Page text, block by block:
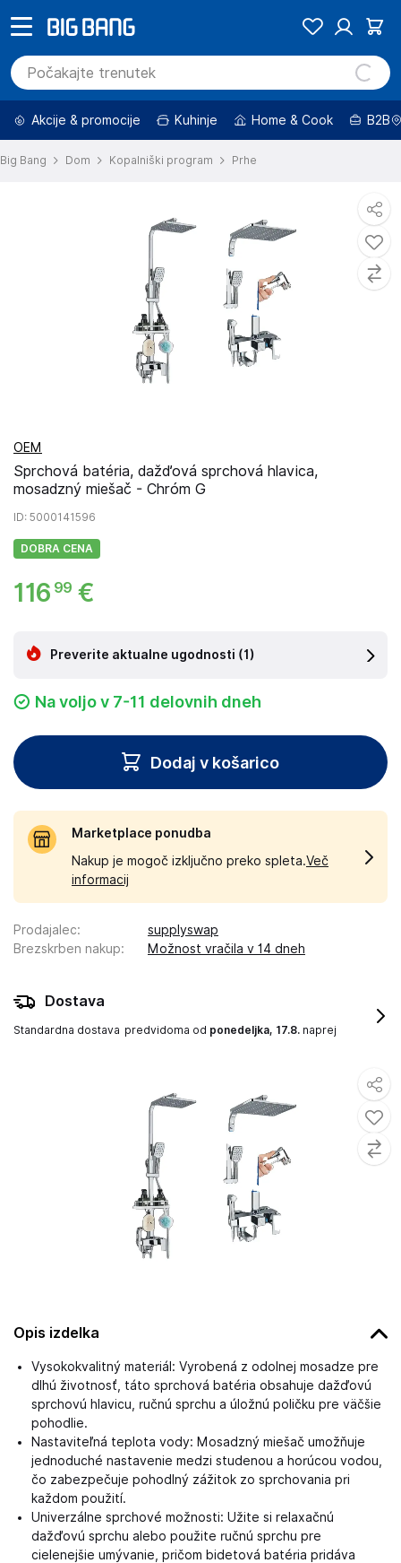
Akcije & promocije Kuhinje Home & Cook B2B
Big Bang Dom Kopalniški program Prhe
Opis izdelka
Vysokokvalitný materiál: Vyrobená z odolnej mosadze pre
dlhú životnosť, táto sprchová batéria obsahuje dažďovú
sprchovú hlavicu, ručnú sprchu a úložnú poličku pre väčšie
pohodlie.
Nastaviteľná teplota vody: Mosadzný miešač umožňuje
jednoduché nastavenie medzi studenou a horúcou vodou,
čo zabezpečuje pohodlný zážitok zo sprchovania pri
každom použití.
Univerzálne sprchové možnosti: Užite si relaxačnú
dažďovú sprchu alebo použite ručnú sprchu pre
cielenejšie umývanie, pričom bidetová batéria pridáva
OEM
Sprchová batéria, dažďová sprchová hlavica,
mosadzný miešač - Chróm G
ID: 5000141596
DOBRA CENA
116 99 €
Preverite aktualne ugodnosti (1)
Na voljo v 7-11 delovnih dneh
Dodaj v košarico
Marketplace ponudba
Nakup je mogoč izključno preko spleta.Več
informacij
Prodajalec:
supplyswap
Brezskrben nakup: Možnost vračila v 14 dneh
Dostava
Standardna dostava predvidoma od ponedeljka, 17.8. naprej